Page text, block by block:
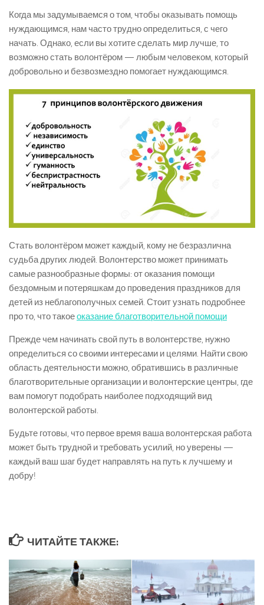
Когда мы задумываемся о том, чтобы оказывать помощь
нуждающимся, нам часто трудно определиться, с чего
начать. Однако, если вы хотите сделать мир лучше, то
возможно стать волонтёром — любым человеком, который
добровольно и безвозмездно помогает нуждающимся.
Стать волонтёром может каждый, кому не безразлична
судьба других людей. Волонтерство может принимать
самые разнообразные формы: от оказания помощи
бездомным и потеряшкам до проведения праздников для
детей из неблагополучных семей. Стоит узнать подробнее
про то, что такоеоказание благотворительной помощи
Прежде чем начинать свой путь в волонтерстве, нужно
определиться со своими интересами и целями. Найти свою
область деятельности можно, обратившись в различные
благотворительные организации и волонтерские центры, где
вам помогут подобрать наиболее подходящий вид
волонтерской работы.
Будьте готовы, что первое время ваша волонтерская работа
может быть трудной и требовать усилий, но уверены —
каждый ваш шаг будет направлять на путь к лучшему и
добру!
ЧИТАЙТЕ ТАКЖЕ: